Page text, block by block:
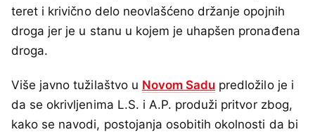
teret i krivično delo neovlašćeno držanje opojnih
droga jer je u stanu u kojem je uhapšen pronađena
droga.
Više javno tužilaštvo u Novom Sadu predložilo je i
da se okrivljenima L.S. i A.P. produži pritvor zbog,
kako se navodi, postojanja osobitih okolnosti da bi